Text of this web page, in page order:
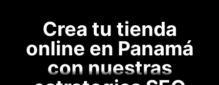
Crea tu tienda
online en Panamá
con nuestras